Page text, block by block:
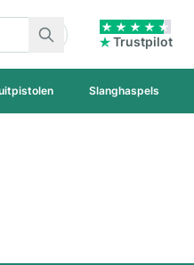
Trustpilot
Slanghaspels